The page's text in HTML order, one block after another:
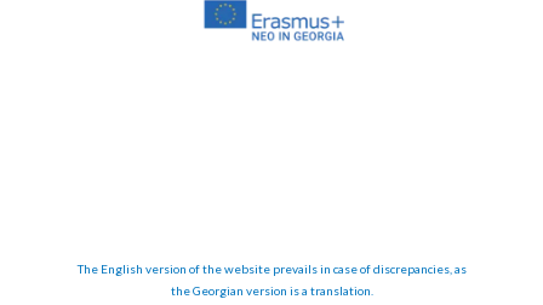
The English version of the website prevails in case of discrepancies, as
the Georgian version is a translation.